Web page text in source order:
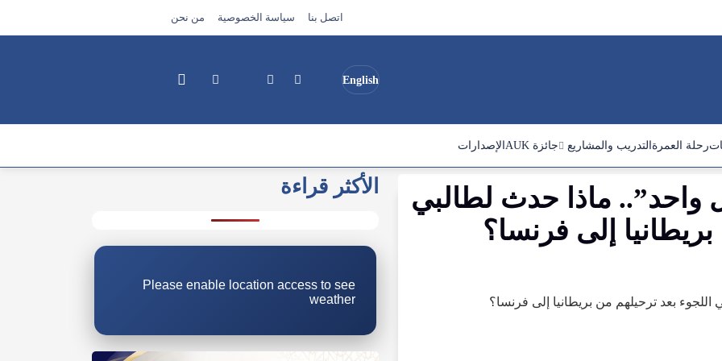
اتصل بنا سياسة الخصوصية من نحن
English
رحلة العمرة التدريب والمشاريع جائزة AUK الإصدارات
واحد”.. ماذا حدث لطالبي
بريطانيا إلى فرنسا؟
الأكثر قراءة
Please enable location access to see
weather